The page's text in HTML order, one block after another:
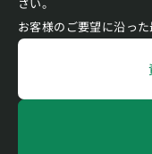
お客様のご要望に沿っ